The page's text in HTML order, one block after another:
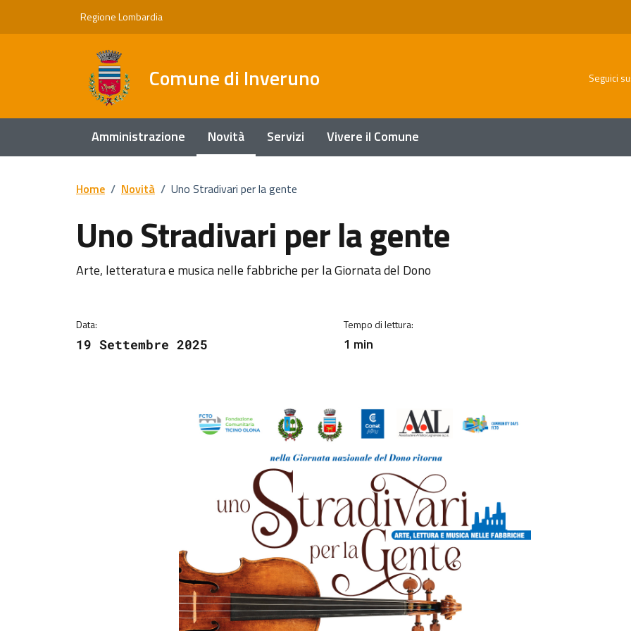
Vai ai contenutiRegione Lombardia
Comune di Inveruno Seguici su:
Amministrazione Novità Servizi Vivere il Comune
Home / Novità / Uno Stradivari per la gente
Uno Stradivari per la gente
Dettagli della notizia
Arte, letteratura e musica nelle fabbriche per la Giornata del Dono
Data:
19 Settembre 2025
Tempo di lettura:
1 min